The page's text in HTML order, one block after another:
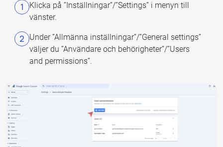
Klicka på ”Inställningar”/”Settings” i menyn till
vänster.
Under ”Allmänna inställningar”/”General settings”
väljer du ”Användare och behörigheter”/”Users
and permissions”.